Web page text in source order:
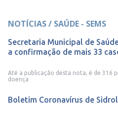
NOTÍCIAS / SAÚDE - SEMS
Secretaria Municipal de
a confirmação de mais 33
Até a publicação desta nota, é de 316
doença
Boletim Coronavírus de